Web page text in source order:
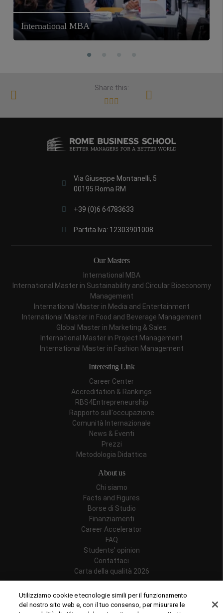
International MBA
Share this:
Via Giuseppe Montanelli, 5
00195 Roma RM
+39 (0)6 64783633
Partita Iva: 12303901008
Our Masters
International MBA
International Master in Sustainability and Circular Bioeconomy
Management
International Master in Media and Entertainment
International Master in Food and Beverage Management
Global Master in Marketing & Sales
International Master in Project Management
International Master in Fashion Management
Interesting Link
Career Center
Accreditation & Rankings
RBS4Entrepreneurship
Rapporto sull'occupazione
Comunità Internazionale
News & Eventi
Prezzi
Metodologia Didattica
About us
Chi siamo
Facts and Figures
Borse di Studio
Finanziamenti
Career Accelerator
FAQ
Students' opinion
Contattaci
Carta della qualità 2026
Utilizziamo cookie e tecnologie simili per il funzionamento
del nostro sito web e, con il tuo consenso, per misurare le